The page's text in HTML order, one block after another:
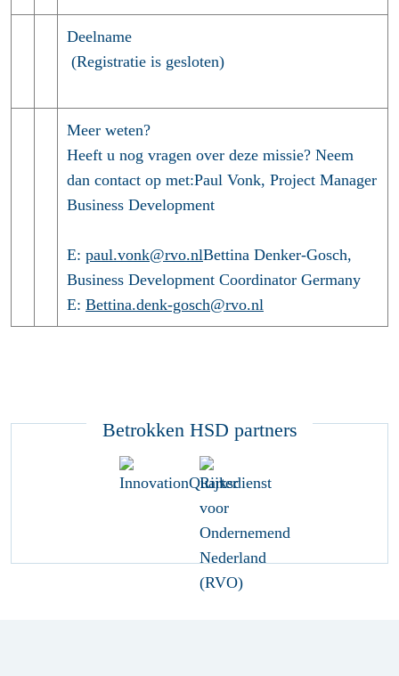
Deelname
(Registratie is gesloten)
Meer weten?
Heeft u nog vragen over deze missie? Neem
dan contact op met:Paul Vonk, Project Manager
Business Development
E: paul.vonk@rvo.nlBettina Denker-Gosch,
Business Development Coordinator Germany
E: Bettina.denk-gosch@rvo.nl
Betrokken HSD partners